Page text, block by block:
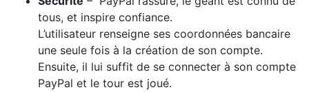
tous, et inspire confiance.
L’utilisateur renseigne ses coordonnées bancaire
une seule fois à la création de son compte.
Ensuite, il lui suffit de se connecter à son compte
PayPal et le tour est joué.